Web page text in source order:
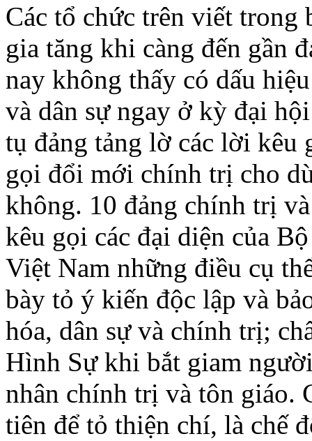
Các tổ chức trên viết trong
gia tăng khi càng đến gần
nay không thấy có dấu
và dân sự ngay ở kỳ đại
tụ đảng tảng lờ các lời kêu
gọi đổi mới chính trị cho
không. 10 đảng chính trị
kêu gọi các đại diện của
Việt Nam những điều cụ
bày tỏ ý kiến độc lập và
hóa, dân sự và chính trị;
Hình Sự khi bắt giam
nhân chính trị và tôn giáo.
tiên để tỏ thiện chí, là chế